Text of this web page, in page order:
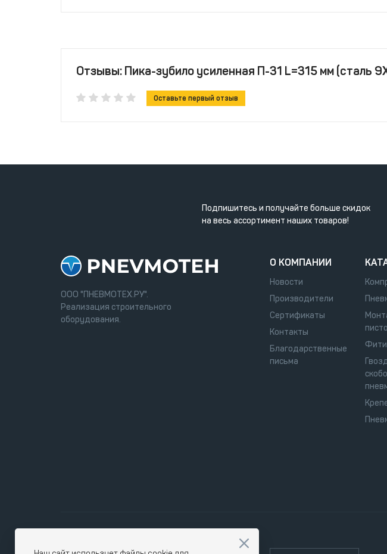
Отзывы: Пика-зубило усиленная П-31 L=315 мм (сталь
Оставьте первый отзыв
Подпишитесь и получайте больше скидок
на весь ассортимент наших товаров!
ООО "ПНЕВМОТЕХ.РУ".
Реализация строительного
оборудования.
О КОМПАНИИ
Новости
Производители
Сертификаты
Контакты
Благодарственные
письма